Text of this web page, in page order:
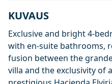
KUVAUS
Exclusive and bright 4-
with en-suite bathrooms,
fusion between the
villa and the exclusivity of